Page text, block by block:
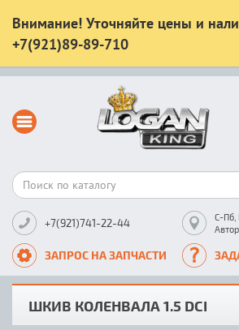
Внимание! Уточняйте цены и
+7(921)89-89-710
+7(921)741-22-44
С-Пб,
ЗАПРОС НА ЗАПЧАСТИ
ШКИВ КОЛЕНВАЛА 1.5 DCI